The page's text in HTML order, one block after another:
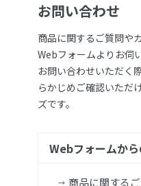
お問い合わせ
商品に関するご質問や
Webフォームよりお伺
お問い合わせいただく
らかじめご確認いただ
ズです。
Webフォームか
商品に関する